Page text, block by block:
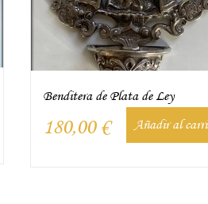
Benditera de Plata de Ley
180,00 € Añadir al